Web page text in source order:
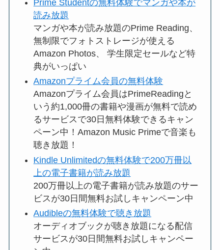
Prime Studentの無料体験でマンガや本が
読み放題
マンガや本が読み放題のPrime Reading、
無制限でフォトストレージが使える
Amazon Photos、 学生限定セールなど特
典がいっぱい
Amazonプライム会員の無料体験
Amazonプライム会員はPrimeReadingと
いう約1,000冊の書籍や漫画が無料で読め
るサービスで30日無料体験できるキャン
ペーン中！Amazon Music Primeで音楽も
聴き放題！
Kindle Unlimitedの無料体験で200万冊以
上の電子書籍が読み放題
200万冊以上の電子書籍が読み放題のサー
ビスが30日間無料お試しキャンペーン中
Audibleの無料体験で聴き放題
オーディオブックが聴き放題になる配信
サービスが30日間無料お試しキャンペー